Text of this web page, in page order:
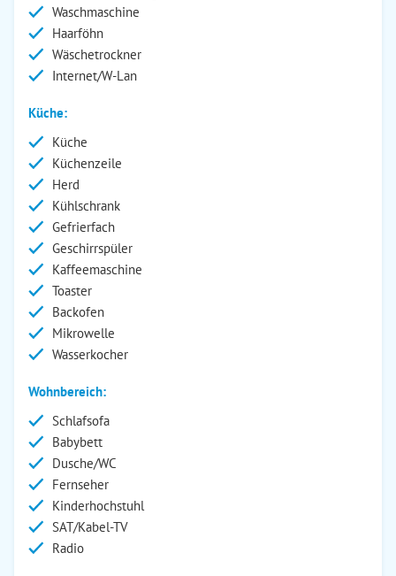
Waschmaschine
Haarföhn
Wäschetrockner
Internet/W-Lan
Küche:
Küche
Küchenzeile
Herd
Kühlschrank
Gefrierfach
Geschirrspüler
Kaffeemaschine
Toaster
Backofen
Mikrowelle
Wasserkocher
Wohnbereich:
Schlafsofa
Babybett
Dusche/WC
Fernseher
Kinderhochstuhl
SAT/Kabel-TV
Radio